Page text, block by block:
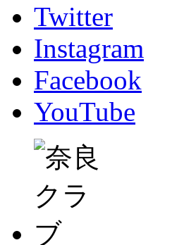
Twitter
Instagram
Facebook
YouTube